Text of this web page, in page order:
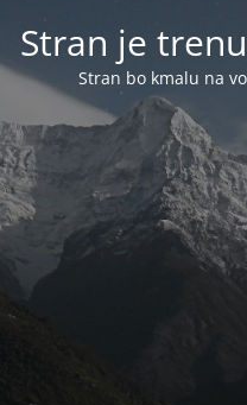
Stran je
Stran bo kmalu na